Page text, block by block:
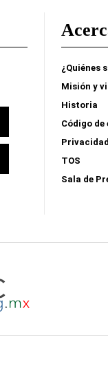
¿Quiénes
Misión y
Historia
Código de
Privacidad
TOS
Sala de